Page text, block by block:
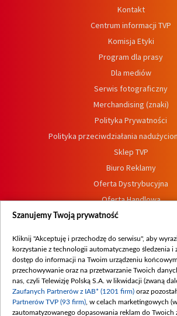
Kontakt
Centrum informacji TVP
Komisja Etyki
Program dla prasy
Dla mediów
Serwis fotograficzny
Merchandising (znaki)
Polityka Prywatności
Polityka przeciwdziałania
Sklep TVP
Biuro Reklamy
Oferta Dystrybucyjna
Oferta Handlowa
Dostępność
Procedura zgłoszeń
Szanujemy Twoją prywatność
Kliknij "Akceptuję i przechodzę do serwisu", aby
korzystanie z technologii automatycznego śledzenia i
dostęp do informacji na Twoim urządzeniu
przechowywanie oraz na przetwarzanie Twoich
nas, czyli Telewizję Polską S.A. w likwidacji (zwaną
Zaufanych Partnerów z IAB* (1201 firm) oraz
Partnerów TVP (93 firm) , w celach marketingowych
zautomatyzowanego dopasowania reklam do Twoich